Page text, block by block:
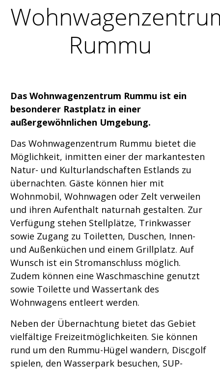
Rummu
Das Wohnwagenzentrum Rummu ist ein
besonderer Rastplatz in einer
außergewöhnlichen Umgebung.
Das Wohnwagenzentrum Rummu bietet die
Möglichkeit, inmitten einer der markantesten
Natur- und Kulturlandschaften Estlands zu
übernachten. Gäste können hier mit
Wohnmobil, Wohnwagen oder Zelt verweilen
und ihren Aufenthalt naturnah gestalten. Zur
Verfügung stehen Stellplätze, Trinkwasser
sowie Zugang zu Toiletten, Duschen, Innen-
und Außenküchen und einem Grillplatz. Auf
Wunsch ist ein Stromanschluss möglich.
Zudem können eine Waschmaschine genutzt
sowie Toilette und Wassertank des
Wohnwagens entleert werden.
Neben der Übernachtung bietet das Gebiet
vielfältige Freizeitmöglichkeiten. Sie können
rund um den Rummu-Hügel wandern, Discgolf
spielen, den Wasserpark besuchen, SUP-